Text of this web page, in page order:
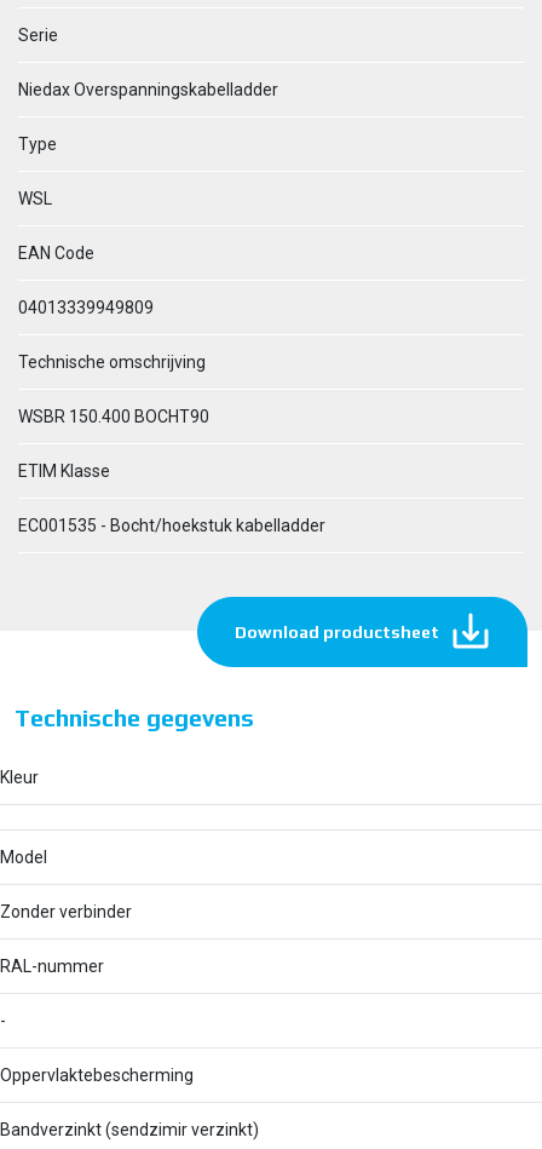
Serie
Niedax Overspanningskabelladder
Type
WSL
EAN Code
04013339949809
Technische omschrijving
WSBR 150.400 BOCHT90
ETIM Klasse
EC001535 - Bocht/hoekstuk kabelladder
Download productsheet
Technische gegevens
Kleur
Model
Zonder verbinder
RAL-nummer
-
Oppervlaktebescherming
Bandverzinkt (sendzimir verzinkt)